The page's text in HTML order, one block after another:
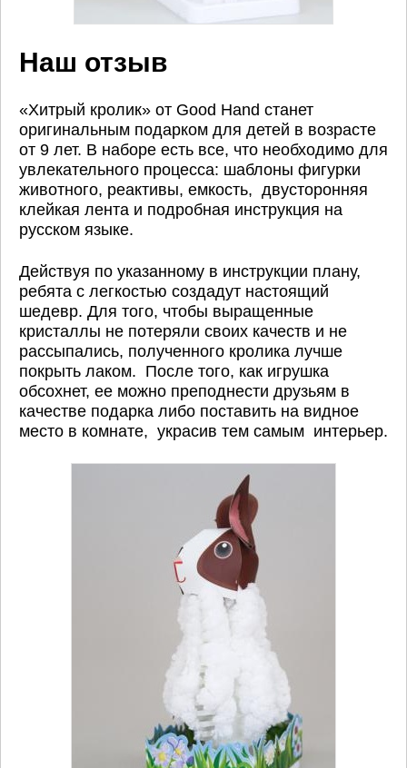
Наш отзыв
«Хитрый кролик» от Good Hand станет
оригинальным подарком для детей в возрасте
от 9 лет. В наборе есть все, что необходимо для
увлекательного процесса: шаблоны фигурки
животного, реактивы, емкость, двусторонняя
клейкая лента и подробная инструкция на
русском языке.
Действуя по указанному в инструкции плану,
ребята с легкостью создадут настоящий
шедевр. Для того, чтобы выращенные
кристаллы не потеряли своих качеств и не
рассыпались, полученного кролика лучше
покрыть лаком. После того, как игрушка
обсохнет, ее можно преподнести друзьям в
качестве подарка либо поставить на видное
место в комнате, украсив тем самым интерьер.